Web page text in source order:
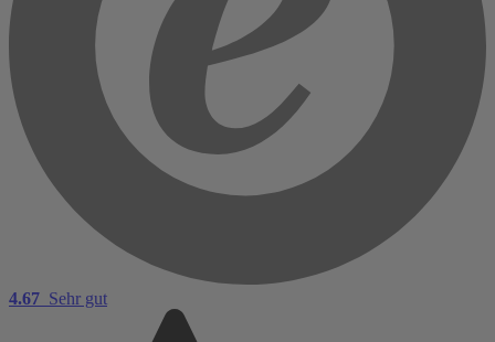
4.67 Sehr gut